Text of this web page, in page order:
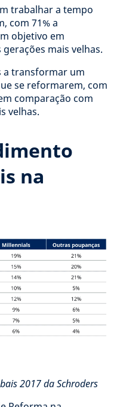
trabalhar a tempo
com 71% a
objetivo em
mais velhas.
a transformar um
se reformarem, com
comparação com
velhas.
na
2017 da Schroders